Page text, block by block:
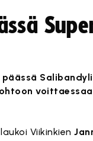
Viikinkien